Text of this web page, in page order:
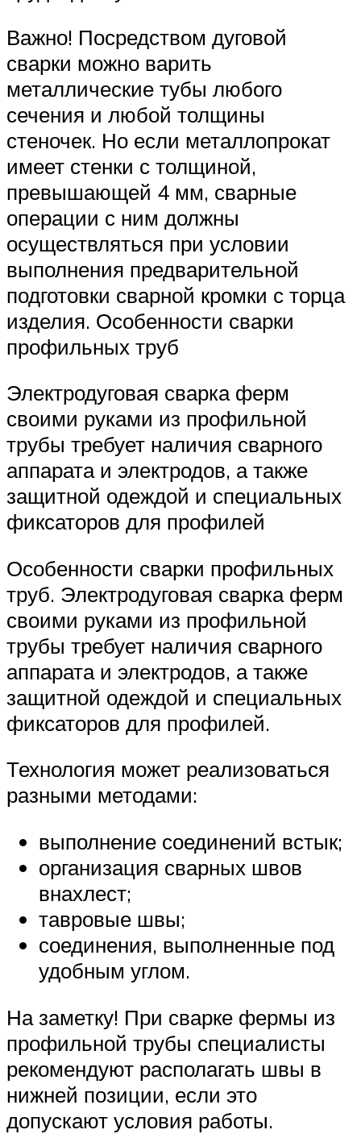
Важно! Посредством дуговой
сварки можно варить
металлические тубы любого
сечения и любой толщины
стеночек. Но если металлопрокат
имеет стенки с толщиной,
превышающей 4 мм, сварные
операции с ним должны
осуществляться при условии
выполнения предварительной
подготовки сварной кромки с торца
изделия. Особенности сварки
профильных труб
Электродуговая сварка ферм
своими руками из профильной
трубы требует наличия сварного
аппарата и электродов, а также
защитной одеждой и специальных
фиксаторов для профилей
Особенности сварки профильных
труб. Электродуговая сварка ферм
своими руками из профильной
трубы требует наличия сварного
аппарата и электродов, а также
защитной одеждой и специальных
фиксаторов для профилей.
Технология может реализоваться
разными методами:
выполнение соединений встык;
организация сварных швов
внахлест;
тавровые швы;
соединения, выполненные под
удобным углом.
На заметку! При сварке фермы из
профильной трубы специалисты
рекомендуют располагать швы в
нижней позиции, если это
допускают условия работы.